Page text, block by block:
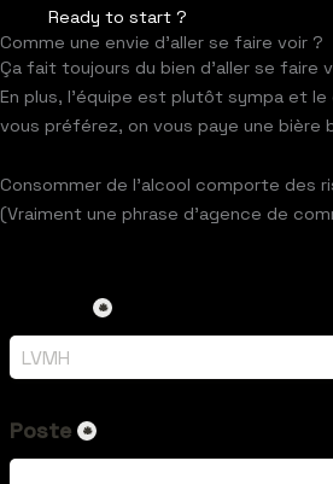
Ready to start ?
Comme une envie d’aller se faire voir ?
Ça fait toujours du bien d’aller se faire
En plus, l’équipe est plutôt sympa et
vous préférez, on vous paye une bière
Consommer de l’alcool comporte des
(Vraiment une phrase d’agence de